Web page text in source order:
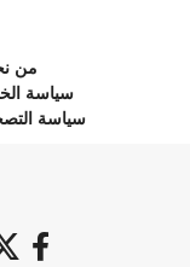
من
سياسة
سياسة